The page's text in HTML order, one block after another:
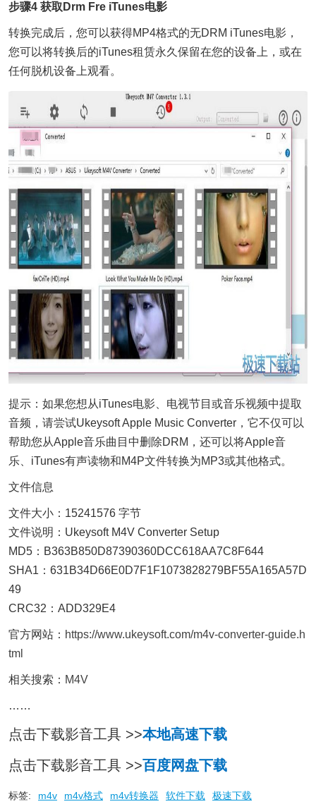
步骤4 获取Drm Fre iTunes电影
转换完成后，您可以获得MP4格式的无DRM iTunes电影，
您可以将转换后的iTunes租赁永久保留在您的设备上，或在
任何脱机设备上观看。
提示：如果您想从iTunes电影、电视节目或音乐视频中提取
音频，请尝试Ukeysoft Apple Music Converter，它不仅可以
帮助您从Apple音乐曲目中删除DRM，还可以将Apple音
乐、iTunes有声读物和M4P文件转换为MP3或其他格式。
文件信息
文件大小：15241576 字节
文件说明：Ukeysoft M4V Converter Setup
MD5：B363B850D87390360DCC618AA7C8F644
SHA1：631B34D66E0D7F1F1073828279BF55A165A57D
49
CRC32：ADD329E4
官方网站： https://www.ukeysoft.com/m4v-converter-guide.h
tml
相关搜索： M4V
……
点击下载影音工具 >>本地高速下载
点击下载影音工具 >>百度网盘下载
标签: m4v m4v格式 m4v转换器 软件下载 极速下载